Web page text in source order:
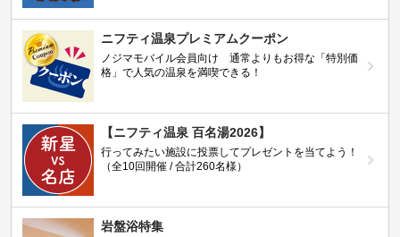
ニフティ温泉プレミアムクーポン
ノジマモバイル会員向け 通常よりもお得な「特別価
格」で人気の温泉を満喫できる！
【ニフティ温泉 百名湯2026】
行ってみたい施設に投票してプレゼントを当てよう！
（全10回開催 / 合計260名様）
岩盤浴特集